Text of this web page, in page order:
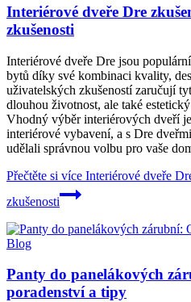
Interiérové dveře Dre
zkušenosti
Interiérové dveře Dre jsou
bytů díky své kombinaci kvality,
uživatelských zkušeností zaručují
dlouhou životnost, ale také
Vhodný výběr interiérových dveří
interiérové vybavení, a s Dre
udělali správnou volbu pro vaše
Přečtěte si více Interiérové dveře
zkušenosti
Blog
Panty do panelákových
poradenství a tipy